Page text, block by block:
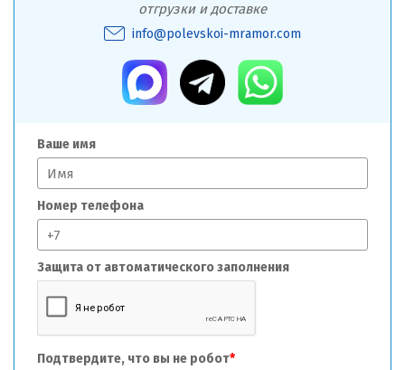
отгрузки и доставке
info@polevskoi-mramor.com
Ваше имя
Номер телефона
Защита от автоматического заполнения
Подтвердите, что вы не робот*